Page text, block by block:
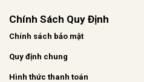
Chính Sách Quy Định
Chính sách bảo mật
Quy định chung
Hình thức thanh toán